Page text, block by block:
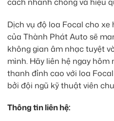
Dịch vụ độ loa Focal cho
của Thành Phát Auto sẽ
không gian âm nhạc tuyệt
mình. Hãy liên hệ ngay
thanh đỉnh cao với loa
bởi đội ngũ kỹ thuật viên
Thông tin liên hệ: